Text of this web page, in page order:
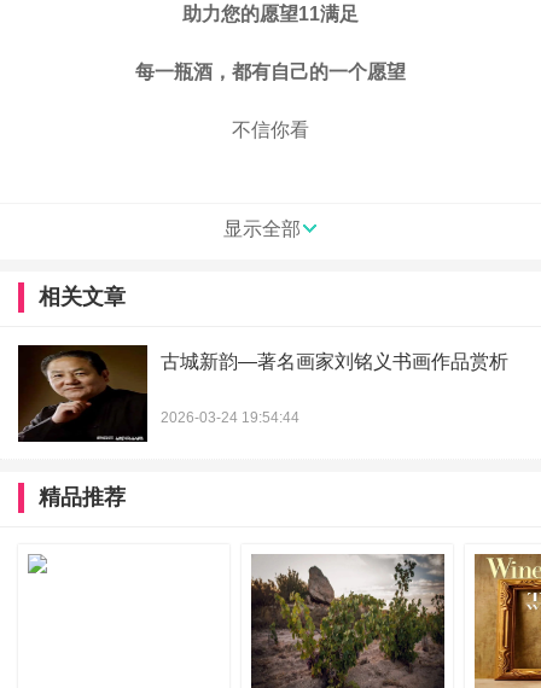
助力您的愿望11满足
每一瓶酒，都有自己的一个愿望
不信你看
我们传承古法工艺
让老爸喝上一杯放心的健康酒
显示全部
相关文章
古城新韵—著名画家刘铭义书画作品赏析
2026-03-24 19:54:44
精品推荐